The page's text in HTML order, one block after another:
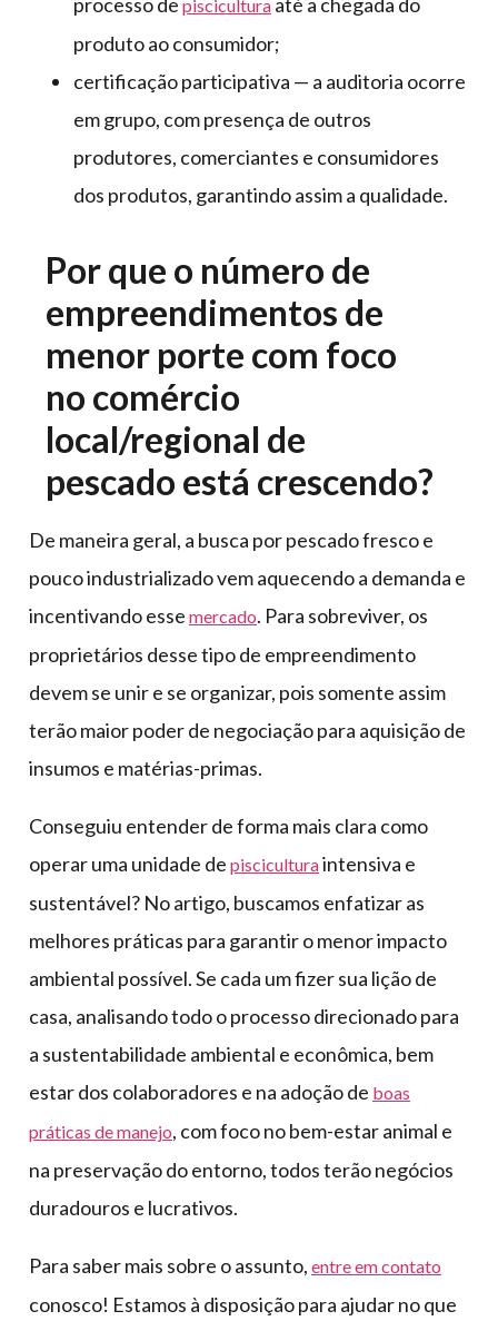
piscicultura
produto ao consumidor;
certificação participativa — a auditoria ocorre
em grupo, com presença de outros
produtores, comerciantes e consumidores
dos produtos, garantindo assim a qualidade.
Por que o número de
empreendimentos de
menor porte com foco
no comércio
local/regional de
pescado está crescendo?
De maneira geral, a busca por pescado fresco e
pouco industrializado vem aquecendo a demanda e
incentivando esse mercado. Para sobreviver, os
proprietários desse tipo de empreendimento
devem se unir e se organizar, pois somente assim
terão maior poder de negociação para aquisição de
insumos e matérias-primas.
Conseguiu entender de forma mais clara como
operar uma unidade de pisciculturaintensiva e
sustentável? No artigo, buscamos enfatizar as
melhores práticas para garantir o menor impacto
ambiental possível. Se cada um fizer sua lição de
casa, analisando todo o processo direcionado para
a sustentabilidade ambiental e econômica, bem
estar dos colaboradores e na adoção de boas
práticas de manejo, com foco no bem-estar animal e
na preservação do entorno, todos terão negócios
duradouros e lucrativos.
Para saber mais sobre o assunto, entre em contato
conosco! Estamos à disposição para ajudar no que